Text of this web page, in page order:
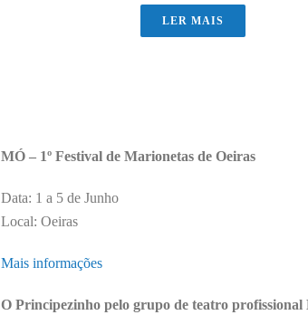
LER MAIS
MÓ – 1º Festival de Marionetas de Oeiras
Data: 1 a 5 de Junho
Local: Oeiras
Mais informações
O Principezinho pelo grupo de teatro profissional